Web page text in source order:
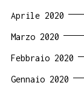
Aprile 2020
Marzo 2020
Febbraio 2020
Gennaio 2020